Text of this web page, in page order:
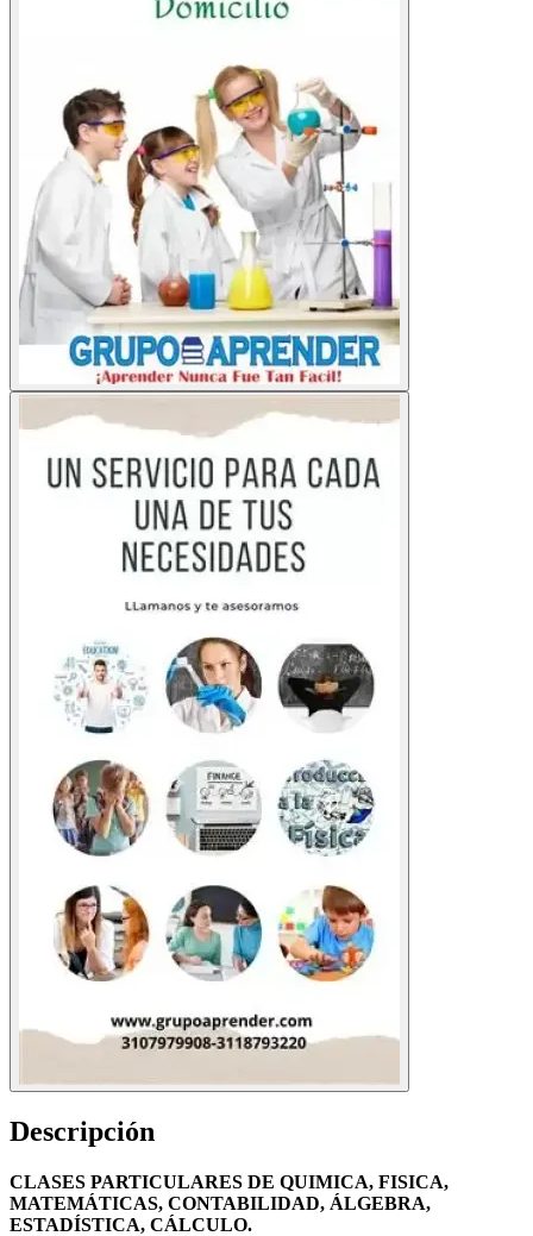
Descripción
CLASES PARTICULARES DE QUIMICA, FISICA,
MATEMÁTICAS, CONTABILIDAD, ÁLGEBRA,
ESTADÍSTICA, CÁLCULO.